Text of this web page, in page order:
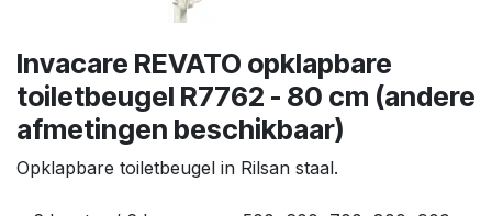
Invacare REVATO opklapbare
toiletbeugel R7762 - 80 cm (andere
afmetingen beschikbaar)
Opklapbare toiletbeugel in Rilsan staal.